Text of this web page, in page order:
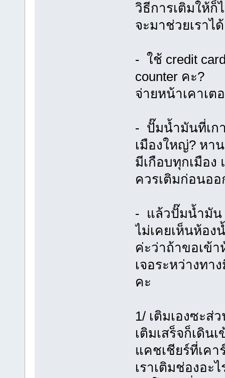
วิธีการเติมให้ก็
จะมาช่วยเราได้
- ใช้ credit
counter คะ?
จ่ายหน้าเคาเต
- ปั๊มน้ำมันที่เก
เมืองใหญ่? หา
มีเกือบทุกเมือง
ควรเติมก่อนอ
- แล้วปั๊มน้ำมัน
ไม่เคยเห็นห้อง
ค่ะว่าถ้าขอเข้
เจอระหว่างทา
คะ
1/ เติมเองซะส่
เติมเสร็จก็เดิน
แคชเชียร์ที่เคา
เราเติมช่องอะ